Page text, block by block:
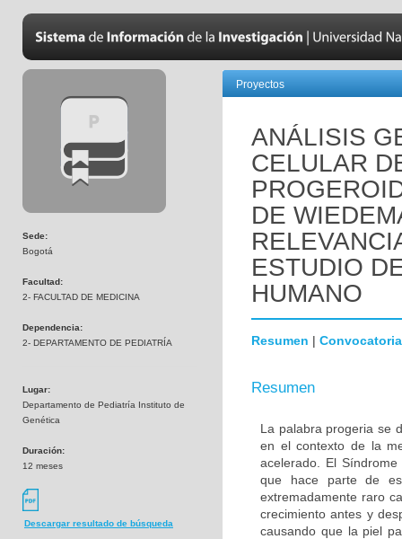
Sede:
Bogotá
Facultad:
2- FACULTAD DE MEDICINA
Dependencia:
2- DEPARTAMENTO DE PEDIATRÍA
Lugar:
Departamento de Pediatría Instituto de
Genética
Duración:
12 meses
Descargar resultado de búsqueda
Proyectos
ANÁLISIS
CELULAR
DE
ESTUDIO
HUMANO
Resumen | Convocatoria
Resumen
La palabra progeria se
en el contexto de la
acelerado. El
que hace parte de
extremadamente raro
crecimiento antes y
causando que la piel